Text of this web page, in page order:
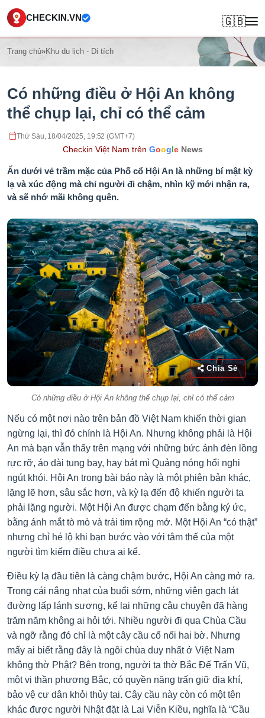
CHECKIN.VN 🇬🇧
Trang chủ»Khu du lịch - Di tích
Có những điều ở Hội An không
thể chụp lại, chỉ có thể cảm
Thứ Sáu, 18/04/2025, 19:52 (GMT+7)
Checkin Việt Nam trên Google News
Ẩn dưới vẻ trầm mặc của Phố cổ Hội An là những bí mật kỳ
lạ và xúc động mà chỉ người đi chậm, nhìn kỹ mới nhận ra,
và sẽ nhớ mãi không quên.
Chia Sẻ
Có những điều ở Hội An không thể chụp lại, chỉ có thể cảm
Nếu có một nơi nào trên bản đồ Việt Nam khiến thời gian
ngừng lại, thì đó chính là Hội An. Nhưng không phải là Hội
An mà bạn vẫn thấy trên mạng với những bức ảnh đèn lồng
rực rỡ, áo dài tung bay, hay bát mì Quảng nóng hổi nghi
ngút khói. Hội An trong bài báo này là một phiên bản khác,
lặng lẽ hơn, sâu sắc hơn, và kỳ lạ đến độ khiến người ta
phải lặng người. Một Hội An được chạm đến bằng ký ức,
bằng ánh mắt tò mò và trái tim rộng mở. Một Hội An “có thật”
nhưng chỉ hé lộ khi bạn bước vào với tâm thế của một
người tìm kiếm điều chưa ai kể.
Điều kỳ lạ đầu tiên là càng chậm bước, Hội An càng mở ra.
Trong cái nắng nhạt của buổi sớm, những viên gạch lát
đường lấp lánh sương, kể lại những câu chuyện đã hàng
trăm năm không ai hỏi tới. Nhiều người đi qua Chùa Cầu
và ngỡ rằng đó chỉ là một cây cầu cổ nối hai bờ. Nhưng
mấy ai biết rằng đây là ngôi chùa duy nhất ở Việt Nam
không thờ Phật? Bên trong, người ta thờ Bắc Đế Trấn Vũ,
một vị thần phương Bắc, có quyền năng trấn giữ địa khí,
bảo vệ cư dân khỏi thủy tai. Cây cầu này còn có một tên
khác được người Nhật đặt là Lai Viễn Kiều, nghĩa là “Cầu